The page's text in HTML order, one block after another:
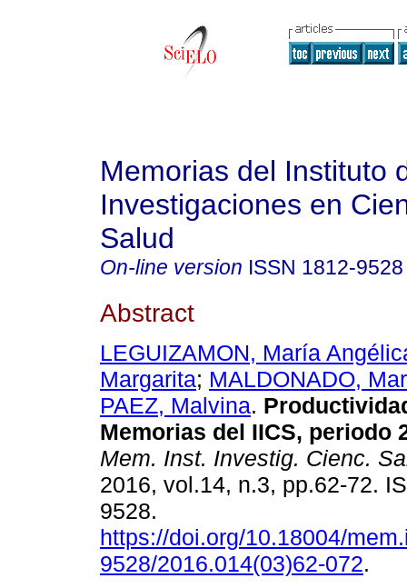
Memorias del Instituto
Investigaciones en
Salud
On-line version ISSN 1812-9528
Abstract
LEGUIZAMON, María
Margarita; MALDONADO,
PAEZ, Malvina.
Memorias del IICS, periodo
Mem. Inst. Investig. Cienc.
2016, vol.14, n.3, pp.62-72.
9528.
https://doi.org/10.18004/
9528/2016.014(03)62-072.